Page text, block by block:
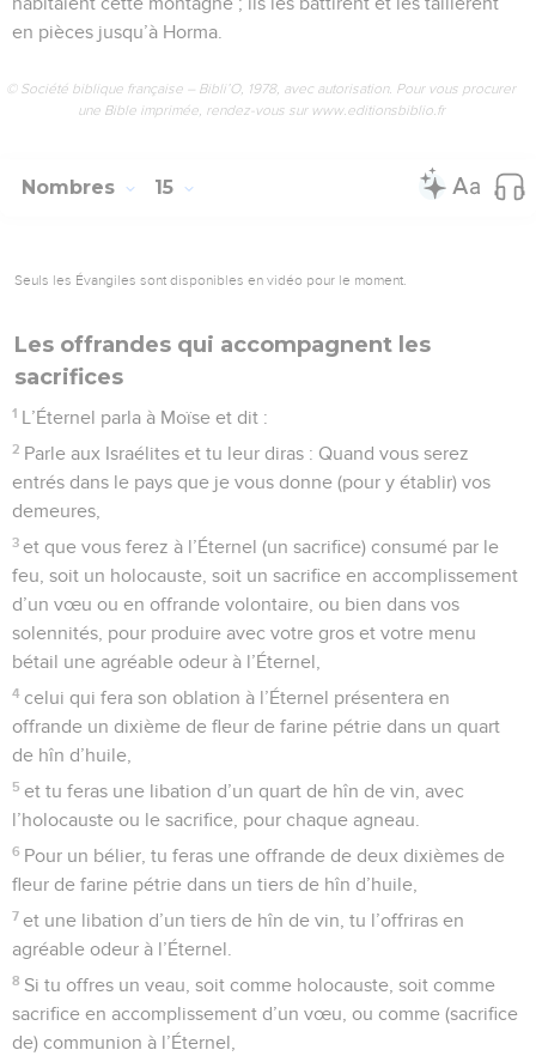
en pièces jusqu’à Horma.
© Société biblique française – Bibli’O, 1978, avec autorisation. Pour vous procurer
une Bible imprimée, rendez-vous sur www.editionsbiblio.fr
Nombres 15
Seuls les Évangiles sont disponibles en vidéo pour le moment.
Les offrandes qui accompagnent les
sacrifices
1 L’Éternel parla à Moïse et dit :
2 Parle aux Israélites et tu leur diras : Quand vous serez
entrés dans le pays que je vous donne (pour y établir) vos
demeures,
3 et que vous ferez à l’Éternel (un sacrifice) consumé par le
feu, soit un holocauste, soit un sacrifice en accomplissement
d’un vœu ou en offrande volontaire, ou bien dans vos
solennités, pour produire avec votre gros et votre menu
bétail une agréable odeur à l’Éternel,
4 celui qui fera son oblation à l’Éternel présentera en
offrande un dixième de fleur de farine pétrie dans un quart
de hîn d’huile,
5 et tu feras une libation d’un quart de hîn de vin, avec
l’holocauste ou le sacrifice, pour chaque agneau.
6 Pour un bélier, tu feras une offrande de deux dixièmes de
fleur de farine pétrie dans un tiers de hîn d’huile,
7 et une libation d’un tiers de hîn de vin, tu l’offriras en
agréable odeur à l’Éternel.
8 Si tu offres un veau, soit comme holocauste, soit comme
sacrifice en accomplissement d’un vœu, ou comme (sacrifice
de) communion à l’Éternel,